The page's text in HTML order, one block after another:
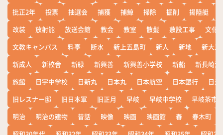
批正2年
投票 抽選会 捕獲 捕鯨 掃除 掘削 揚陸艇
改装
放射能 放送会館 教会 教室 散髪 敷設工事
文化
文教キャンパス
料亭 断水 新上五島町 新人 新地
新大工
新成人
新校舎 新緑 新興善 新興善小学校 新船
新長崎漁
旅館
日宇中学校 日新丸 日本丸 日本航空 日本銀行
日
旧レスナー邸
旧日本軍 旧正月 早岐 早岐中学校
早岐茶市
明治
明治の建物 昔話 映像 映画 映画館 春 春木町